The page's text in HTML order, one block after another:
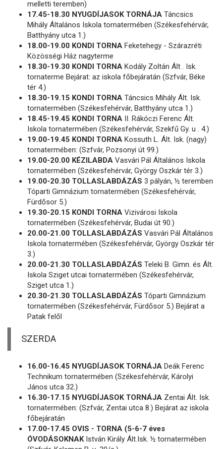
melletti teremben)
17.45-18.30 NYUGDÍJASOK TORNÁJA Táncsics
Mihály Általános Iskola tornatermében (Székesfehérvár,
Batthyány utca 1.)
18.00-19.00 KONDI TORNA Feketehegy - Szárazréti
Közösségi Ház nagyterme
18.30-19.30 KONDI TORNA Kodály Zoltán Ált . Isk.
tornaterme Bejárat: az iskola főbejáratán (Szfvár, Béke
tér 4.)
18.30-19.15 KONDI TORNA Táncsics Mihály Ált. Isk.
tornatermében (Székesfehérvár, Batthyány utca 1.)
18.45-19.45 KONDI TORNA II. Rákóczi Ferenc Ált.
Iskola tornatermében (Székesfehérvár, Szekfű Gy. u . 4.)
19.00-19.45 KONDI TORNA Kossuth L. Ált. Isk. (nagy)
tornatermében: (Szfvár, Pozsonyi út 99.)
19.00-20.00 KÉZILABDA Vasvári Pál Általános Iskola
tornatermében (Székesfehérvár, György Oszkár tér 3.)
19.00-20.30 TOLLASLABDÁZÁS 3 pályán, ½ teremben
Tóparti Gimnázium tornatermében (Székesfehérvár,
Fürdősor 5.)
19.30-20.15 KONDI TORNA Vizivárosi Iskola
tornatermében (Székesfehérvár, Budai út 90.)
20.00-21.00 TOLLASLABDÁZÁS Vasvári Pál Általános
Iskola tornatermében (Székesfehérvár, György Oszkár tér
3.)
20.00-21.30 TOLLASLABDÁZÁS Teleki B. Gimn. és Ált.
Iskola Sziget utcai tornatermében (Székesfehérvár,
Sziget utca 1.)
20.30-21.30 TOLLASLABDÁZÁS Tóparti Gimnázium
tornatermében (Székesfehérvár, Fürdősor 5.) Bejárat a
Patak felől
SZERDA
16.00-16.45 NYUGDÍJASOK TORNÁJA Deák Ferenc
Technikum tornatermében (Székesfehérvár, Károlyi
János utca 32.)
16.30-17.15 NYUGDÍJASOK TORNÁJA Zentai Ált. Isk.
tornatermében: (Szfvár, Zentai utca 8.) Bejárat az iskola
főbejáratán
17.00-17.45 OVIS - TORNA (5-6-7 éves
ÓVODÁSOKNAKIstván Király Ált.Isk. ½ tornatermében